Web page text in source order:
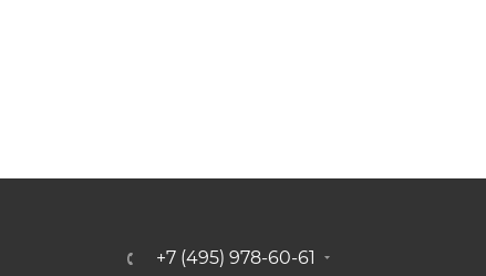
+7 (495) 978-60-61